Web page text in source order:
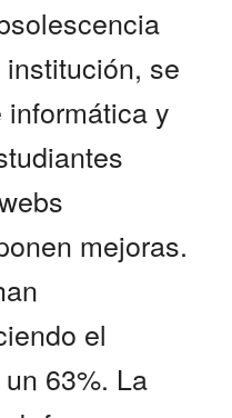
se
y
mejoras.
el
63%. La